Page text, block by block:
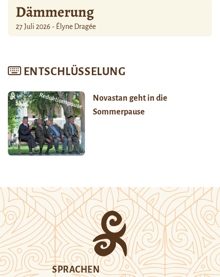
Dämmerung
27 Juli 2026 - Élyne Dragée
ENTSCHLÜSSELUNG
Novastan geht in die
Sommerpause
SPRACHEN